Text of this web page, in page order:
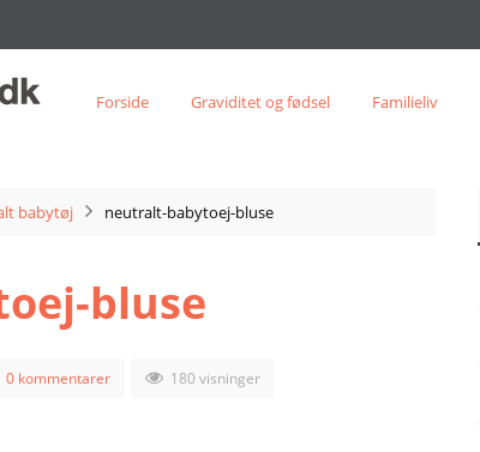
Forside Graviditet og fødsel Familieliv
babytøj neutralt-babytoej-bluse
bluse
0 kommentarer 180 visninger